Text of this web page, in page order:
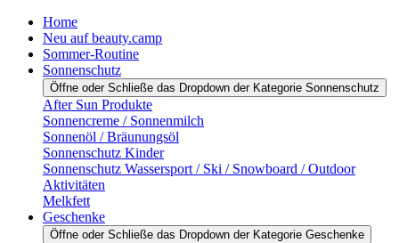
Home
Neu auf beauty.camp
Sommer-Routine
Sonnenschutz
Öffne oder Schließe das Dropdown der Kategorie Sonnenschutz
After Sun Produkte
Sonnencreme / Sonnenmilch
Sonnenöl / Bräunungsöl
Sonnenschutz Kinder
Sonnenschutz Wassersport / Ski / Snowboard / Outdoor
Aktivitäten
Melkfett
Geschenke
Öffne oder Schließe das Dropdown der Kategorie Geschenke